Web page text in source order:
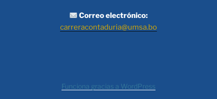
Correo electrónico:
carreracontaduria@umsa.bo
Funciona gracias a WordPress